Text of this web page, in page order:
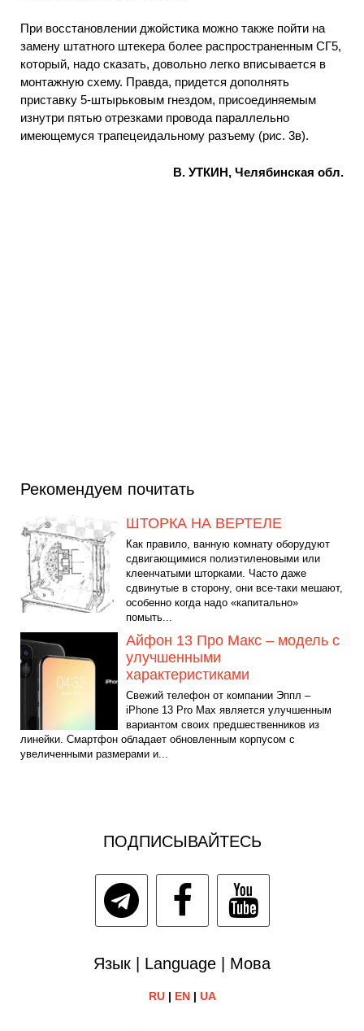
При восстановлении джойстика можно также пойти на
замену штатного штекера более распространенным СГ5,
который, надо сказать, довольно легко вписывается в
монтажную схему. Правда, придется дополнять
приставку 5-штырьковым гнездом, присоединяемым
изнутри пятью отрезками провода параллельно
имеющемуся трапецеидальному разъему (рис. 3в).
В. УТКИН, Челябинская обл.
Рекомендуем почитать
ШТОРКА НА ВЕРТЕЛЕ
Как правило, ванную комнату оборудуют
сдвигающимися полиэтиленовыми или
клеенчатыми шторками. Часто даже
сдвинутые в сторону, они все-таки мешают,
особенно когда надо «капитально»
помыть...
Айфон 13 Про Макс – модель с
улучшенными
характеристиками
Свежий телефон от компании Эппл –
iPhone 13 Pro Max является улучшенным
вариантом своих предшественников из
линейки. Смартфон обладает обновленным корпусом с
увеличенными размерами и...
ПОДПИСЫВАЙТЕСЬ
Язык | Language | Мова
RU| EN| UA